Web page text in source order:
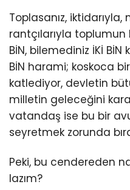
Toplasanız, iktidarıyla,
rantçılarıyla toplumun
BİN, bilemediniz İKİ BİN
BİN harami; koskoca
katlediyor, devletin
milletin geleceğini
vatandaş ise bu bir
seyretmek zorunda
Peki, bu cendereden
lazım?